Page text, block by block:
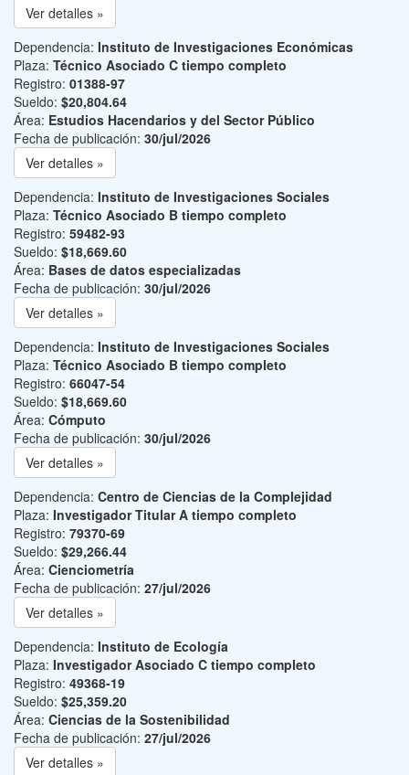
Ver detalles »
Dependencia: Instituto de Investigaciones Económicas
Plaza: Técnico Asociado C tiempo completo
Registro: 01388-97
Sueldo: $20,804.64
Área: Estudios Hacendarios y del Sector Público
Fecha de publicación: 30/jul/2026
Ver detalles »
Dependencia: Instituto de Investigaciones Sociales
Plaza: Técnico Asociado B tiempo completo
Registro: 59482-93
Sueldo: $18,669.60
Área: Bases de datos especializadas
Fecha de publicación: 30/jul/2026
Ver detalles »
Dependencia: Instituto de Investigaciones Sociales
Plaza: Técnico Asociado B tiempo completo
Registro: 66047-54
Sueldo: $18,669.60
Área: Cómputo
Fecha de publicación: 30/jul/2026
Ver detalles »
Dependencia: Centro de Ciencias de la Complejidad
Plaza: Investigador Titular A tiempo completo
Registro: 79370-69
Sueldo: $29,266.44
Área: Cienciometría
Fecha de publicación: 27/jul/2026
Ver detalles »
Dependencia: Instituto de Ecología
Plaza: Investigador Asociado C tiempo completo
Registro: 49368-19
Sueldo: $25,359.20
Área: Ciencias de la Sostenibilidad
Fecha de publicación: 27/jul/2026
Ver detalles »